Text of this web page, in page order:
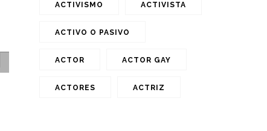
ACTIVISMO ACTIVISTA
ACTIVO O PASIVO
ACTOR ACTOR GAY
ACTORES ACTRIZ